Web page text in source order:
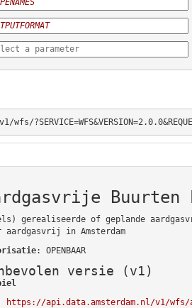
wfs/
gerealiseerde of geplande
aardgasvrij in Amsterdam
: OPENBAAR
versie (v1)
https://api.data.amsterdam.nl/v1/wfs/